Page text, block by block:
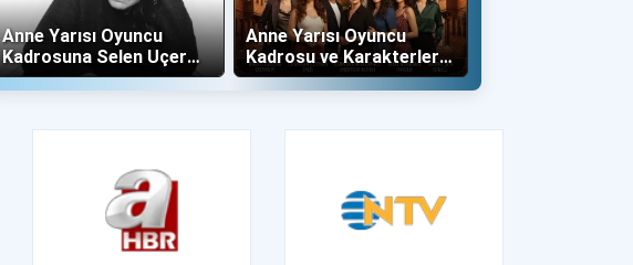
Anne Yarısı Oyuncu
Kadrosuna Selen Uçer
"Altın" Karakteri İle Dahil
Anne Yarısı Oyuncu
Kadrosu ve Karakterleri
(Now TV)